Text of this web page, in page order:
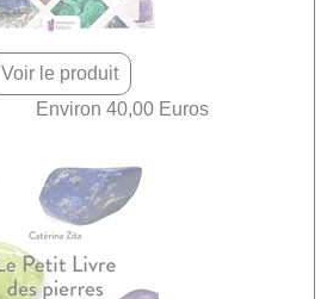
Voir le produit
Environ 40,00 Euros